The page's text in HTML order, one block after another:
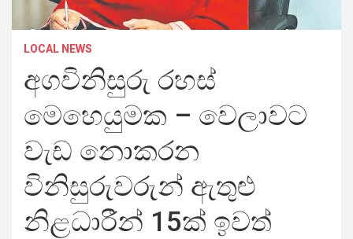
LOCAL NEWS
අගවිනිසුරු රහස්
මෙහෙයුමක – වෙලාවට
වැඩ නොකරන
විනිසුරුවරුන් ඇතුළු
නිළධාරීන් 15ක් ඉවත්